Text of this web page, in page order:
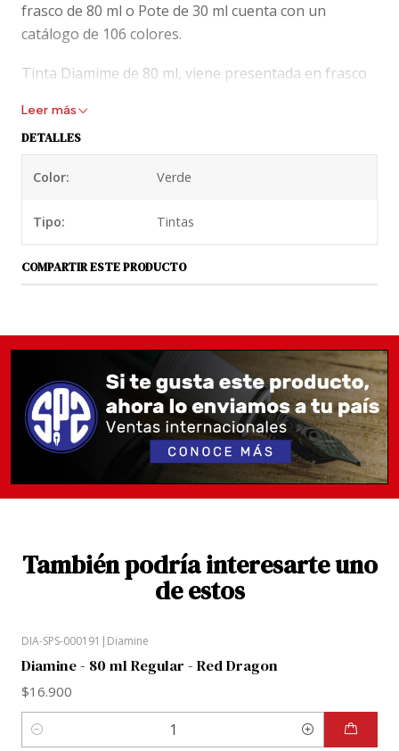
frasco de 80 ml o Pote de 30 ml cuenta con un
catálogo de 106 colores.
Tinta Diamime de 80 ml, viene presentada en frasco
como aparece en la foto.
En los blogs de fanáticos, Diamine está puntuada con
la máxima nota y la describen como una tinta de
flujo alto.
Leer más
DETALLES
Color: Verde
Tipo: Tintas
COMPARTIR ESTE PRODUCTO
También podría interesarte uno
de estos
DIA-SPS-000191 | Diamine
Diamine - 80 ml Regular - Red Dragon
$16.900
Cantidad